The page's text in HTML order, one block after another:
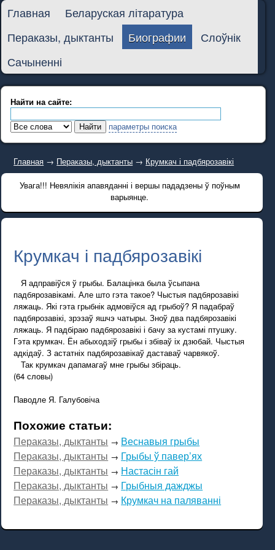
Главная
Беларуская літаратура
Пераказы, дыктанты
Биографии
Слоўнік
Сачыненні
Найти на сайте:
параметры поиска
Главная → Пераказы, дыктанты → Крумкач і падбярозавікі
Увага!!! Невялікія апавяданні і вершы пададзены ў поўным
варыянце.
Крумкач і падбярозавікі
Я адправіўся ў грыбы. Балацінка была ўсыпана
падбярозавікамі. Але што гэта такое? Чыстыя падбярозавікі
ляжаць. Які гэта грыбнік адмовіўся ад грыбоў? Я падабраў
падбярозавікі, зрэзаў яшчэ чатыры. Зноў два падбярозавікі
ляжаць. Я падбіраю падбярозавікі і бачу за кустамі птушку.
Гэта крумкач. Ён абыходзіў грыбы і збіваў іх дзюбай. Чыстыя
адкідаў. З астатніх падбярозавікаў даставаў чарвякоў.
Так крумкач дапамагаў мне грыбы збіраць.
(64 словы)
Паводле Я. Галубовіча
Похожие статьи:
Пераказы, дыктанты → Веснавыя грыбы
Пераказы, дыктанты → Грыбы ў павер’ях
Пераказы, дыктанты → Настасін гай
Пераказы, дыктанты → Грыбныя дажджы
Пераказы, дыктанты → Крумкач на паляванні